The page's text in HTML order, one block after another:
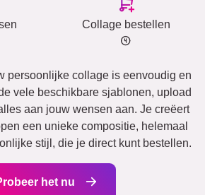
Collage bestellen
persoonlijke collage is eenvoudig en
vele beschikbare sjablonen, upload
aan jouw wensen aan. Je creëert
een unieke compositie, helemaal
stijl, die je direct kunt bestellen.
het nu